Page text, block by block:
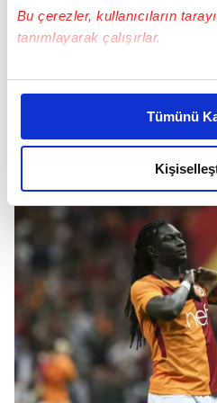
Bu çerezler, kullanıcıların
tanımlayarak çalışırlar.
Bu çerezlere izin vermeniz
daha iyi reklam deneyimi
amacımızın size daha iyi bir
olduğunu ve sizlere en iyi
elimizden gelen çabayı
reklamların maliyetlerimizi
kalemimiz olduğunu sizlere
Her halükârda, kullanıcılar,
takdirde, kullanıcılara hedefli
gösterilmeyecektir."
Sizlere daha iyi bir hizmet
Sitemizde kendimize ve
Tümünü